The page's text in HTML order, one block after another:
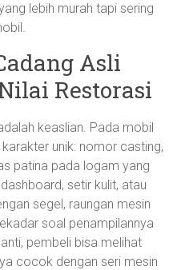
lebih murah tapi sering
Asli
Restorasi
keaslian. Pada mobil
unik: nomor casting,
patina pada logam yang
setir kulit, atau
segel, raungan mesin
soal penampilannya
pembeli bisa melihat
cocok dengan seri mesin